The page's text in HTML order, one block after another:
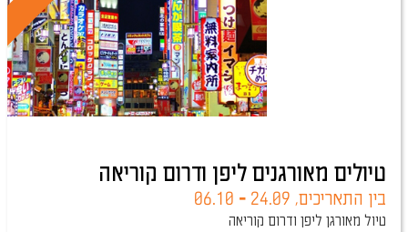
טיולים מאורגנים ליפן ודרום קוריאה
בין התאריכים, -
06.10
טיול מאורגן ליפן ודרום קוריאה